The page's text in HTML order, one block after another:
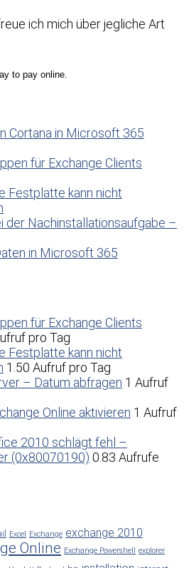
ich mich über jegliche Art
Cortana in Microsoft 365
für Exchange Clients
Festplatte kann nicht
der Nachinstallationsaufgabe –
in Microsoft 365
für Exchange Clients
pro Tag
Festplatte kann nicht
1.50 Aufruf pro Tag
– Datum abfragen 1 Aufruf
Online aktivieren 1 Aufruf
2010 schlägt fehl –
(0x80070190) 0.83 Aufrufe
Excel Exchange exchange 2010
Online Exchange Powershell explorer